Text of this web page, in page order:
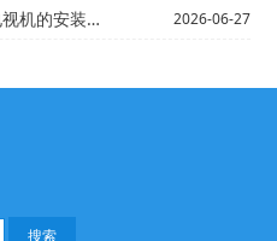
的安装高度 2026-06-27